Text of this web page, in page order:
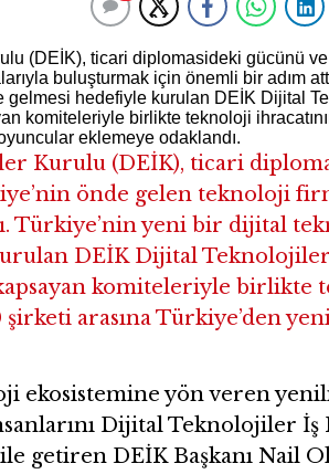
(DEİK), ticari diplomasideki gücünü ve
buluşturmak için önemli bir adım
gelmesi hedefiyle kurulan DEİK Dijital
komiteleriyle birlikte teknoloji
eklemeye odaklandı.
Kurulu (DEİK), ticari
önde gelen teknoloji
Türkiye’nin yeni bir dijital
DEİK Dijital Teknolojiler
komiteleriyle birlikte
arasına Türkiye’den
ekosistemine yön veren
Dijital Teknolojiler İş
getiren DEİK Başkanı Nail